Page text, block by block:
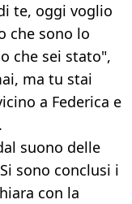
te, oggi voglio
che sono lo
che sei stato",
ma tu stai
a Federica e
suono delle
sono conclusi i
con la